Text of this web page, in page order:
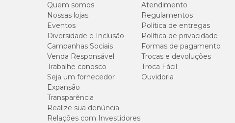
Quem somos
Nossas lojas
Eventos
Diversidade e Inclusão
Campanhas Sociais
Venda Responsável
Trabalhe conosco
Seja um fornecedor
Expansão
Transparência
Realize sua denúncia
Relações com Investidores
Atendimento
Regulamentos
Política de entregas
Política de privacidade
Formas de pagamento
Trocas e devoluções
Troca Fácil
Ouvidoria